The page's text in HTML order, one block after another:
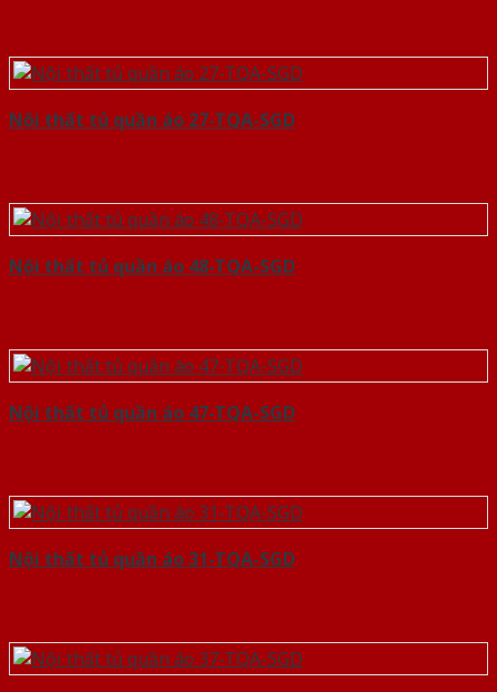
Nội thất tủ quần áo 27-TQA-SGD
Nội thất tủ quần áo 48-TQA-SGD
Nội thất tủ quần áo 47-TQA-SGD
Nội thất tủ quần áo 31-TQA-SGD